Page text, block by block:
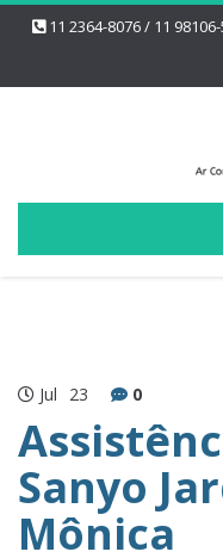
11 2364-8076 / 11 98106-
Jul 23 0
Sanyo
Mônica